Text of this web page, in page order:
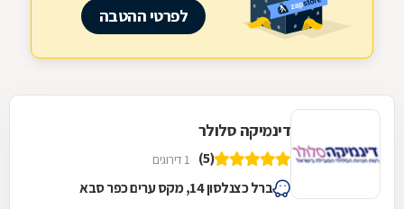
לפרטי ההטבה
דינמיקה סלולר
(5) 1 דירוגים
ברל כצנלסון 14, מקס ערים כפר סבא